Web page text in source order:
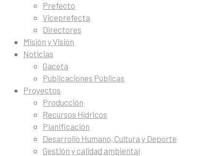
Prefecto
Viceprefecta
Directores
Misión y Visión
Noticias
Gaceta
Publicaciones Públicas
Proyectos
Producción
Recursos Hídricos
Planificación
Desarrollo Humano, Cultura y Deporte
Gestión y calidad ambiental